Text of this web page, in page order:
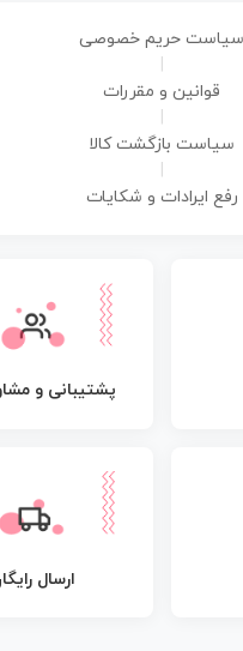
سیاست حریم خصوصی
قوانین و مقررات
سیاست بازگشت کالا
رفع ایرادات و شکایات
پشتیبانی و
ارسال